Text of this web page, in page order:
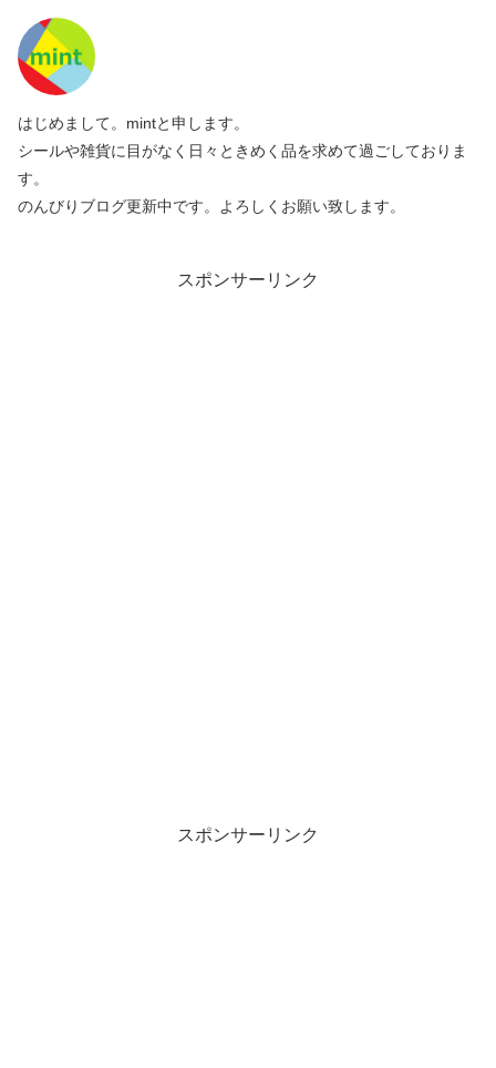
はじめまして。mintと申します。
シールや雑貨に目がなく日々ときめく品を求めて過ごしておりま
す。
のんびりブログ更新中です。よろしくお願い致します。
スポンサーリンク
スポンサーリンク